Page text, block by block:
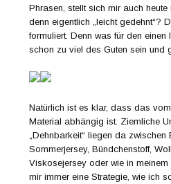
Phrasen, stellt sich mir auch
denn eigentlich „leicht gedehnt“?
formuliert. Denn was für den einen
schon zu viel des Guten sein und
Natürlich ist es klar, dass das
Material abhängig ist. Ziemliche
„Dehnbarkeit“ liegen da zwischen
Sommerjersey, Bündchenstoff,
Viskosejersey oder wie in
mir immer eine Strategie, wie ich